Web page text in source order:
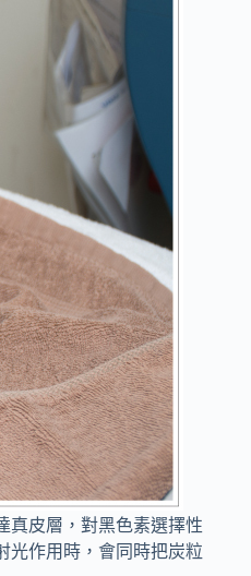
真皮層，對黑色素選擇性
光作用時，會同時把炭粒